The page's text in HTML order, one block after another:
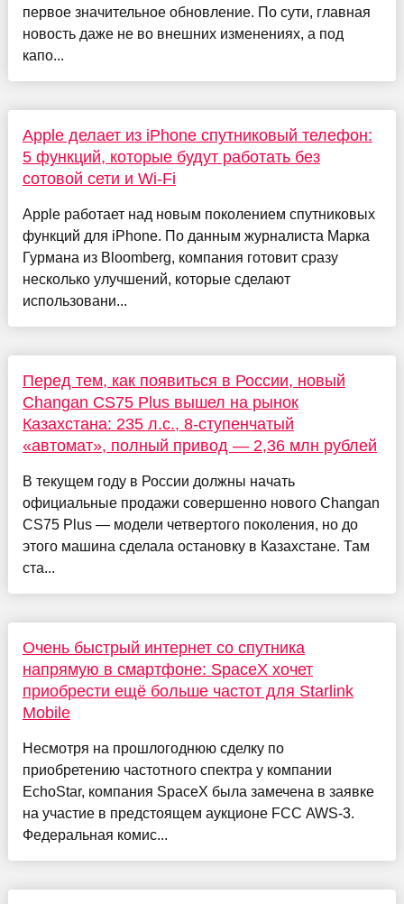
первое значительное обновление. По сути, главная
новость даже не во внешних изменениях, а под
капо...
Apple делает из iPhone спутниковый телефон:
5 функций, которые будут работать без
сотовой сети и Wi-Fi
Apple работает над новым поколением спутниковых
функций для iPhone. По данным журналиста Марка
Гурмана из Bloomberg, компания готовит сразу
несколько улучшений, которые сделают
использовани...
Перед тем, как появиться в России, новый
Changan CS75 Plus вышел на рынок
Казахстана: 235 л.с., 8-ступенчатый
«автомат», полный привод — 2,36 млн рублей
В текущем году в России должны начать
официальные продажи совершенно нового Changan
CS75 Plus — модели четвертого поколения, но до
этого машина сделала остановку в Казахстане. Там
ста...
Очень быстрый интернет со спутника
напрямую в смартфоне: SpaceX хочет
приобрести ещё больше частот для Starlink
Mobile
Несмотря на прошлогоднюю сделку по
приобретению частотного спектра у компании
EchoStar, компания SpaceX была замечена в заявке
на участие в предстоящем аукционе FCC AWS-3.
Федеральная комис...